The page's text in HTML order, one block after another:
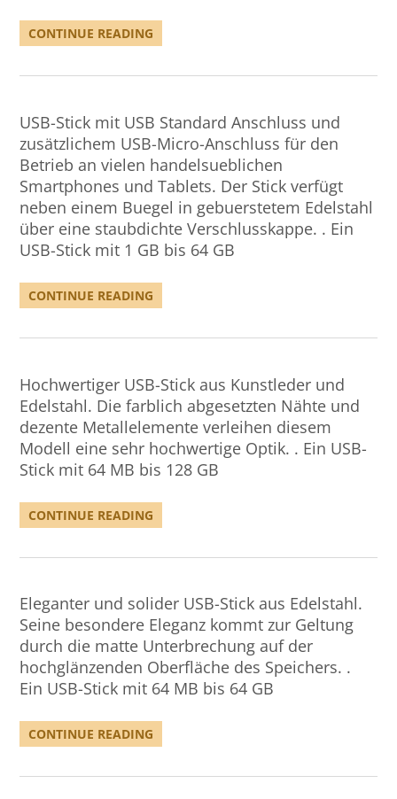
CONTINUE READING
USB-Stick mit USB Standard Anschluss und
zusätzlichem USB-Micro-Anschluss für den
Betrieb an vielen handelsueblichen
Smartphones und Tablets. Der Stick verfügt
neben einem Buegel in gebuerstetem Edelstahl
über eine staubdichte Verschlusskappe. . Ein
USB-Stick mit 1 GB bis 64 GB
CONTINUE READING
Hochwertiger USB-Stick aus Kunstleder und
Edelstahl. Die farblich abgesetzten Nähte und
dezente Metallelemente verleihen diesem
Modell eine sehr hochwertige Optik. . Ein USB-
Stick mit 64 MB bis 128 GB
CONTINUE READING
Eleganter und solider USB-Stick aus Edelstahl.
Seine besondere Eleganz kommt zur Geltung
durch die matte Unterbrechung auf der
hochglänzenden Oberfläche des Speichers. .
Ein USB-Stick mit 64 MB bis 64 GB
CONTINUE READING